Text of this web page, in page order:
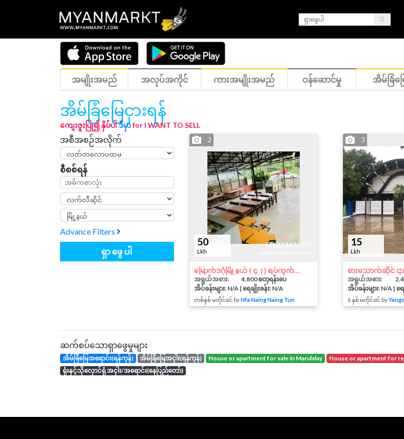
အမျိုးအမည် အလုပ်အကိုင် ကားအမျိုးအမည် ဝန်ဆောင်မှု အိမ်ခြံမ
အိမ်ခြံမြေငှားရန်
ကျေးဇူးပြု၍ နှိပ်ပါဒီမှာfor I WANT TO SELL
အစီအစဉ်အလိုက်
စီစစ်ရန်
Advance Filters
ရှာဖွေပါ
50
Lkh
MYANMARKT
2
မြောက်ဒဂုံမြို့နယ် ( ၄၂ ) ရပ်ကွက်လမ်းမတန်းအငှါး
အရွယ်အစား:
4,800 စတုရန်းပေ
အိပ်ခန်းများ: N/A | ရေချိုးခန်း: N/A
တစ်နှစ် မတိုင်ခင် byHfa Naing Naing Tun
15
Lkh
3
စားသောက်ဆိုင် ဌ
အရွယ်အစား:
အိပ်ခန်းများ: N/A | ရ
6 နှစ် မတိုင်ခင် by
ဆက်စပ်သောရှာဖွေမှုများ
အိမ်ခြံမြေအရောင်း(ရန်ကုန်) အိမ်ခြံမြေအငှါး(ရန်ကုန်) house or apartment for sale in Mandalay house or apartment for
ရုံးနှင့်သိုလှောင်ရုံ အငှါး/အရောင်း(နေပြည်တော်)